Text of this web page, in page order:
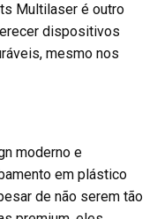
Multilaser é outro
dispositivos
mesmo nos
moderno e
em plástico
de não serem tão